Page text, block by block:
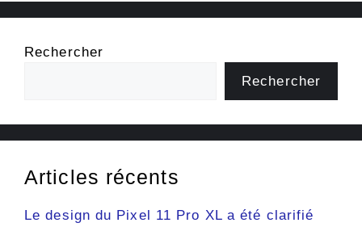
Rechercher
Rechercher
Articles récents
Le design du Pixel 11 Pro XL a été clarifié